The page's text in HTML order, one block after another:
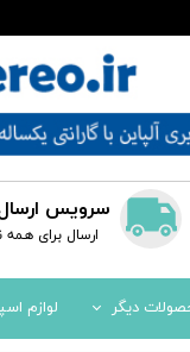
سرویس
​​ارسال برای همه
دیگر لوازم